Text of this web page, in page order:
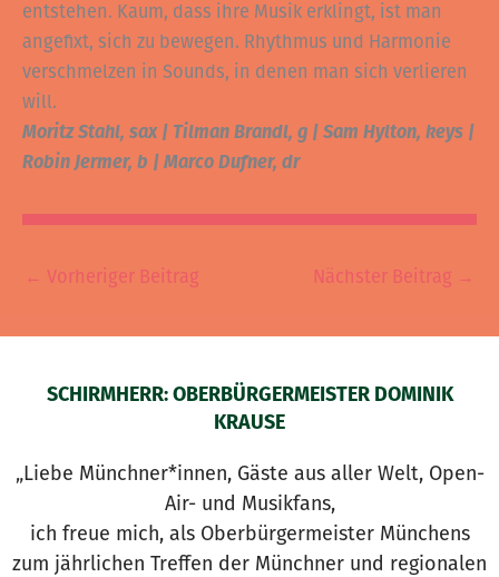
entstehen. Kaum, dass ihre Musik erklingt, ist man
angefixt, sich zu bewegen. Rhythmus und Harmonie
verschmelzen in Sounds, in denen man sich verlieren
will.
Moritz Stahl, sax | Tilman Brandl, g | Sam Hylton, keys |
Robin Jermer, b | Marco Dufner, dr
← Vorheriger Beitrag Nächster Beitrag →
SCHIRMHERR: OBERBÜRGERMEISTER DOMINIK
KRAUSE
„Liebe Münchner*innen, Gäste aus aller Welt, Open-
Air- und Musikfans,
ich freue mich, als Oberbürgermeister Münchens
zum jährlichen Treffen der Münchner und regionalen